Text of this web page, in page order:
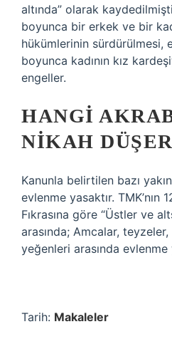
altında” olarak
boyunca bir erkek ve bir
hükümlerinin sürdürülmesi,
boyunca kadının kız
engeller.
HANGI
NIKAH
Kanunla belirtilen bazı
evlenme yasaktır. TMK’nın
Fıkrasına göre “Üstler ve
arasında; Amcalar,
yeğenleri arasında evlenme
Tarih: Makaleler